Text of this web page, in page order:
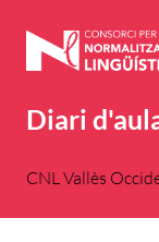
Diari
CNL Vallès